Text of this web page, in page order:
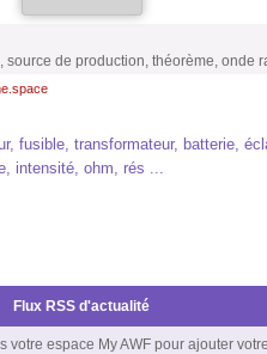
de production, théorème, onde
fusible, transformateur, batterie,
intensité, ohm, rés ...
Flux RSS d'actualité
espace My AWF pour ajouter